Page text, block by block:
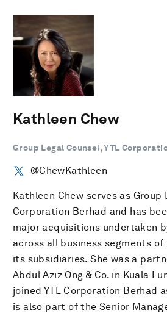
Kathleen Chew
Group Legal Counsel, YTL
@ChewKathleen
Kathleen Chew serves as Group
Corporation Berhad and has
major acquisitions undertaken
across all business segments of
its subsidiaries. She was a
Abdul Aziz Ong & Co. in Kuala
joined YTL Corporation Berhad
is also part of the Senior